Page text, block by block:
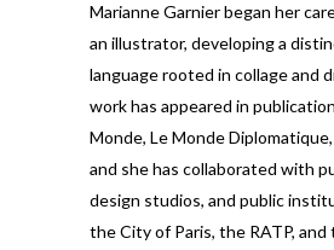
Marianne Garnier began her
an illustrator, developing a
language rooted in collage and
work has appeared in
Monde, Le Monde
and she has collaborated with
design studios, and public
the City of Paris, the RATP, and